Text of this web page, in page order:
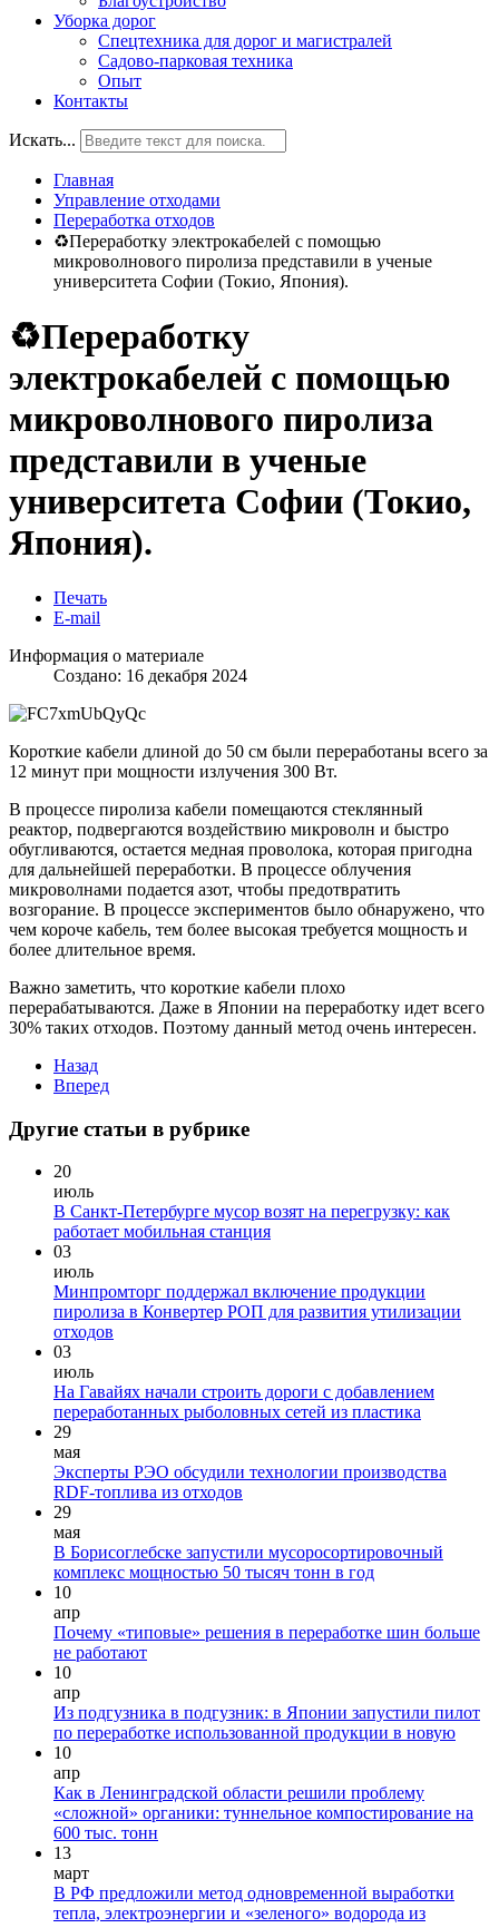
Уборка дорог
Спецтехника для дорог и магистралей
Садово-парковая техника
Опыт
Контакты
Искать...
Главная
Управление отходами
Переработка отходов
♻Переработку электрокабелей с помощью
микроволнового пиролиза представили в ученые
университета Софии (Токио, Япония).
♻Переработку
электрокабелей с помощью
микроволнового пиролиза
представили в ученые
университета Софии (Токио,
Япония).
Печать
E-mail
Информация о материале
Создано: 16 декабря 2024
Короткие кабели длиной до 50 см были переработаны всего за
12 минут при мощности излучения 300 Вт.
В процессе пиролиза кабели помещаются стеклянный
реактор, подвергаются воздействию микроволн и быстро
обугливаются, остается медная проволока, которая пригодна
для дальнейшей переработки. В процессе облучения
микроволнами подается азот, чтобы предотвратить
возгорание. В процессе экспериментов было обнаружено, что
чем короче кабель, тем более высокая требуется мощность и
более длительное время.
Важно заметить, что короткие кабели плохо
перерабатываются. Даже в Японии на переработку идет всего
30% таких отходов. Поэтому данный метод очень интересен.
Назад
Вперед
Другие статьи в рубрике
20
июль
В Санкт-Петербурге мусор возят на перегрузку: как
работает мобильная станция
03
июль
Минпромторг поддержал включение продукции
пиролиза в Конвертер РОП для развития утилизации
отходов
03
июль
На Гавайях начали строить дороги с добавлением
переработанных рыболовных сетей из пластика
29
мая
Эксперты РЭО обсудили технологии производства
RDF-топлива из отходов
29
мая
В Борисоглебске запустили мусоросортировочный
комплекс мощностью 50 тысяч тонн в год
10
апр
Почему «типовые» решения в переработке шин больше
не работают
10
апр
Из подгузника в подгузник: в Японии запустили пилот
по переработке использованной продукции в новую
10
апр
Как в Ленинградской области решили проблему
«сложной» органики: туннельное компостирование на
600 тыс. тонн
13
март
В РФ предложили метод одновременной выработки
тепла, электроэнергии и «зеленого» водорода из